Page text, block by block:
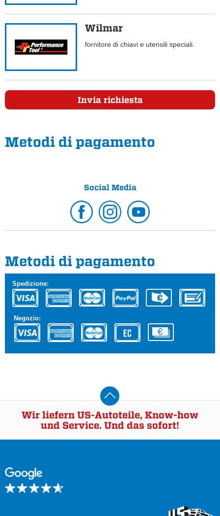
Wilmar
fornitore di chiavi e utensili speciali.
Invia richiesta
Metodi di pagamento
Social Media
Metodi di pagamento
Spedizione:
Negozio:
Wir liefern US-Autoteile, Know-how
und Service. Und das sofort!